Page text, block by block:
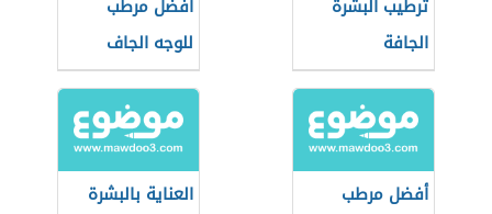
ترطيب البشرة
الجافة
أفضل مرطب
للوجه الجاف
أفضل مرطب
العناية بالبشرة